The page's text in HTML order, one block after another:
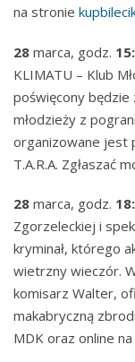
na stronie
28 marca, godz.
KLIMATU – Klub
poświęcony będzie
młodzieży z
organizowane jest
T.A.R.A. Zgłaszać
28 marca, godz.
Zgorzeleckiej i
kryminał, którego
wietrzny wieczór.
komisarz Walter,
makabryczną
MDK oraz online